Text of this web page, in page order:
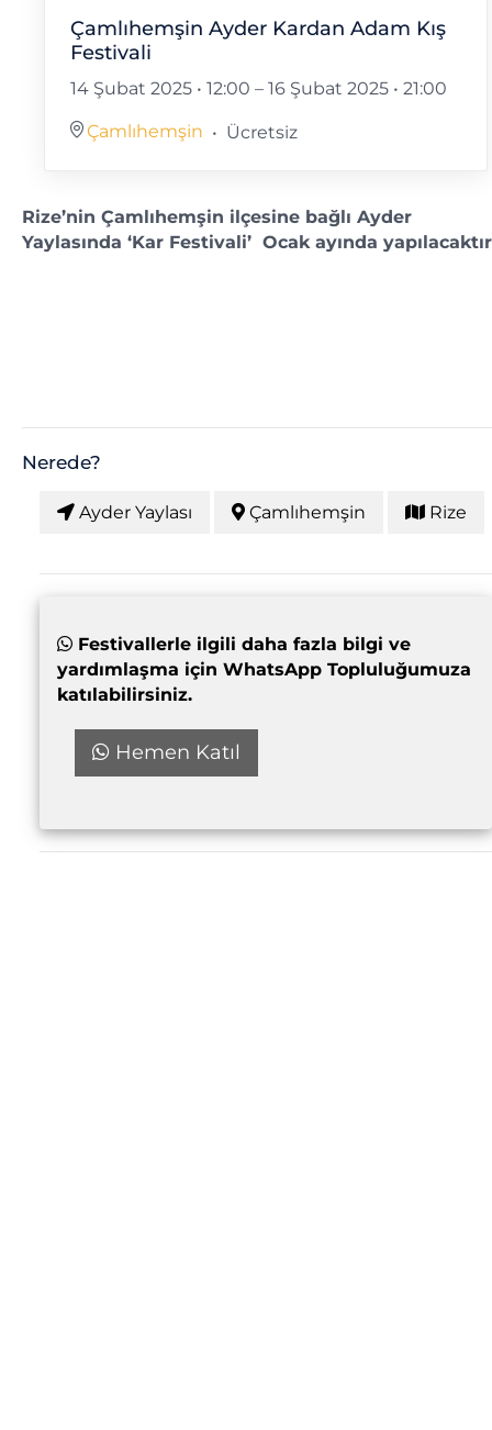
Çamlıhemşin Ayder Kardan Adam Kış
Festivali
14 Şubat 2025 • 12:00 – 16 Şubat 2025 • 21:00
Çamlıhemşin Ücretsiz
Rize’nin Çamlıhemşin ilçesine bağlı Ayder
Yaylasında ‘Kar Festivali’ Ocak ayında
Nerede?
Ayder Yaylası Çamlıhemşin Rize
Festivallerle ilgili daha fazla bilgi ve
yardımlaşma için WhatsApp Topluluğumuza
katılabilirsiniz.
Hemen Katıl